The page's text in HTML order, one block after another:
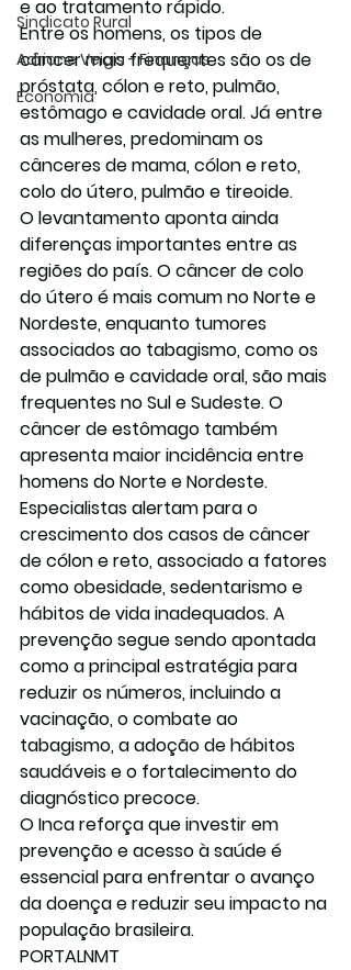
Sindicato Rural
Adriane Veiga - Finanças
Economia
e ao tratamento rápido.
Entre os homens, os tipos de
câncer mais frequentes são os de
próstata, cólon e reto, pulmão,
estômago e cavidade oral. Já entre
as mulheres, predominam os
cânceres de mama, cólon e reto,
colo do útero, pulmão e tireoide.
O levantamento aponta ainda
diferenças importantes entre as
regiões do país. O câncer de colo
do útero é mais comum no Norte e
Nordeste, enquanto tumores
associados ao tabagismo, como os
de pulmão e cavidade oral, são mais
frequentes no Sul e Sudeste. O
câncer de estômago também
apresenta maior incidência entre
homens do Norte e Nordeste.
Especialistas alertam para o
crescimento dos casos de câncer
de cólon e reto, associado a fatores
como obesidade, sedentarismo e
hábitos de vida inadequados. A
prevenção segue sendo apontada
como a principal estratégia para
reduzir os números, incluindo a
vacinação, o combate ao
tabagismo, a adoção de hábitos
saudáveis e o fortalecimento do
diagnóstico precoce.
O Inca reforça que investir em
prevenção e acesso à saúde é
essencial para enfrentar o avanço
da doença e reduzir seu impacto na
população brasileira.
PORTALNMT